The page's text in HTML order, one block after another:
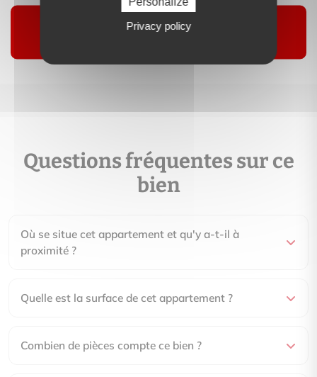
Contactez-moi
Questions fréquentes sur ce
bien
Où se situe cet appartement et qu'y a-t-il à
proximité ?
Quelle est la surface de cet appartement ?
Combien de pièces compte ce bien ?
Privacy policy